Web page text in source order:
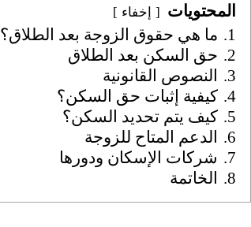
المحتويات إخفاء
1.
ما هي حقوق الزوجة بعد الطلاق؟
2.
حق السكن بعد الطلاق
3.
النصوص القانونية
4. كيفية إثبات حق السكن؟
5. كيف يتم تحديد السكن؟
6.
الدعم المتاح للزوجة
7.
شركات الإسكان ودورها
8.
الخاتمة